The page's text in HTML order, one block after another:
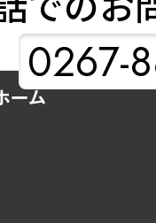
0267-
ーム